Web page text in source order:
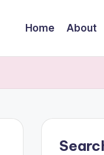
Home About